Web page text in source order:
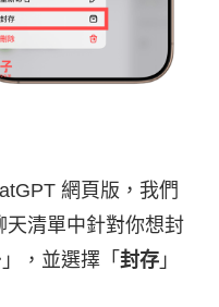
網頁版，我們
天清單中針對你想封
」，並選擇「 封存 」